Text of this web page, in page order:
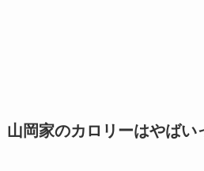
山岡家のカロリーはやばい